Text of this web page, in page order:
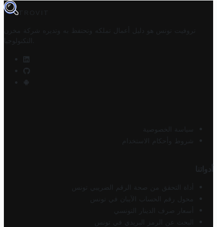
TROVIT
تروفيت تونس هو دليل أعمال تملكه وتحتفظ به وتديره
شركة مخزن
التكنولوجيا
سياسة الخصوصية
شروط وأحكام الاستخدام
أدواتنا
أداة التحقق من صحة الرقم الضريبي تونس
محول رقم الحساب الآيبان في تونس
أسعار صرف الدينار التونسي
البحث عن الرمز البريدي في تونس